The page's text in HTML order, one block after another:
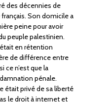
des décennies de
Son domicile a
peine pour avoir
peuple palestinien.
en rétention
de différence entre
ce n’est que la
pénale.
était privé de sa liberté
le droit à internet et